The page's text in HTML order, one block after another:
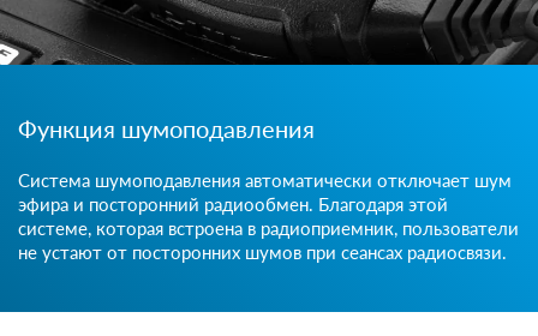
Функция шумоподавления
Система шумоподавления автоматически отключает шум
эфира и посторонний радиообмен. Благодаря этой
системе, которая встроена в радиоприемник, пользователи
не устают от посторонних шумов при сеансах радиосвязи.